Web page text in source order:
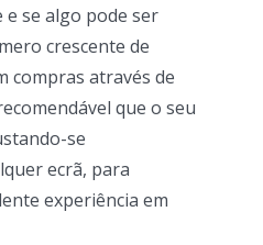
se algo pode ser
crescente de
compras através de
que o seu
se
ecrã, para
experiência em